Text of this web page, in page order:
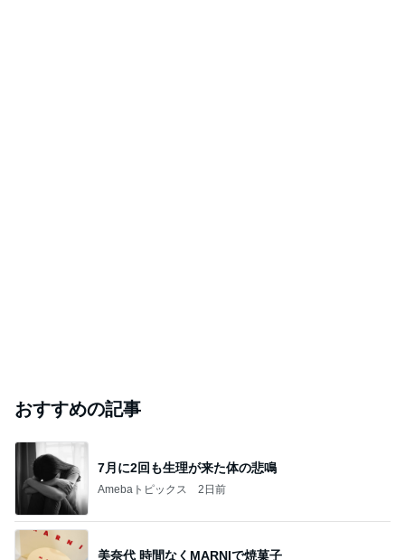
おすすめの記事
7月に2回も生理が来た体の悲鳴
Amebaトピックス 2日前
美奈代 時間なくMARNIで焼菓子